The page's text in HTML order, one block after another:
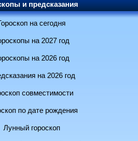
и предсказания
на сегодня
на 2027 год
на 2026 год
на 2026 год
совместимости
по дате рождения
Лунный гороскоп